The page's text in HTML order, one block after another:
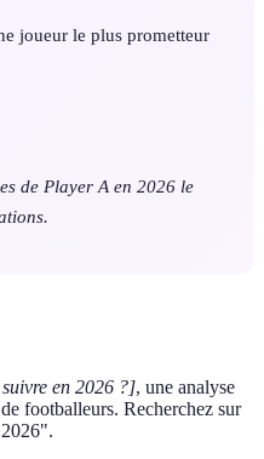
joueur le plus prometteur
de Player A en 2026 le
en 2026 ?], une analyse
footballeurs. Recherchez sur